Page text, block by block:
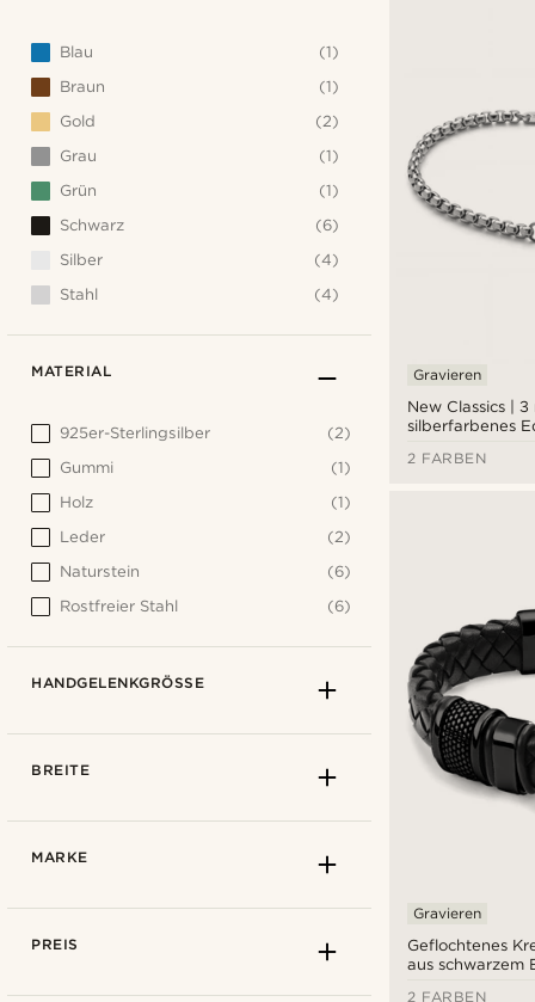
New Classics | 3
silberfarbenes
Kastenkette und
Gravieren
2 FARBEN
Geflochtenes
aus schwarzem
Gravieren
2 FARBEN
Blau
(1)
Braun
(1)
Gold
(2)
Grau
(1)
Grün
(1)
Schwarz
(6)
Silber
(4)
Stahl
(4)
MATERIAL
925er-Sterlingsilber
(2)
Gummi
(1)
Holz
(1)
Leder
(2)
Naturstein
(6)
Rostfreier Stahl
(6)
HANDGELENKGRÖSSE
BREITE
MARKE
PREIS